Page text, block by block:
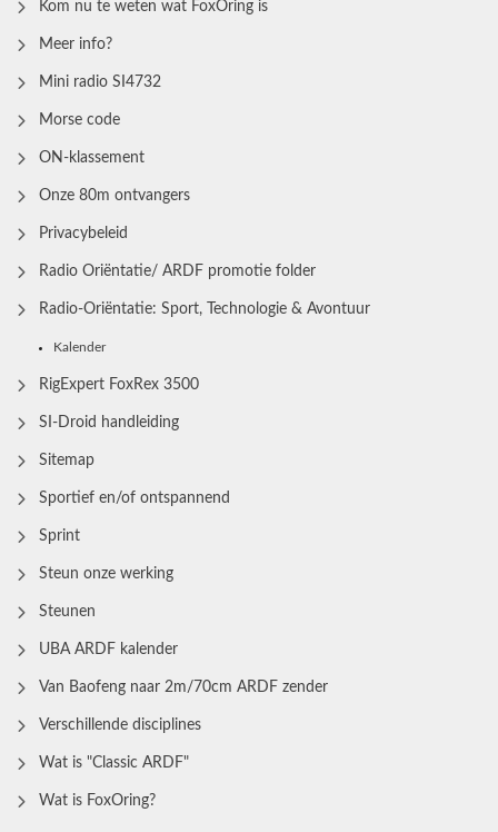
Kom nu te weten wat FoxOring is
Meer info?
Mini radio SI4732
Morse code
ON-klassement
Onze 80m ontvangers
Privacybeleid
Radio Oriëntatie/ ARDF promotie folder
Radio‑Oriëntatie: Sport, Technologie & Avontuur
Kalender
RigExpert FoxRex 3500
SI-Droid handleiding
Sitemap
Sportief en/of ontspannend
Sprint
Steun onze werking
Steunen
UBA ARDF kalender
Van Baofeng naar 2m/70cm ARDF zender
Verschillende disciplines
Wat is "Classic ARDF"
Wat is FoxOring?